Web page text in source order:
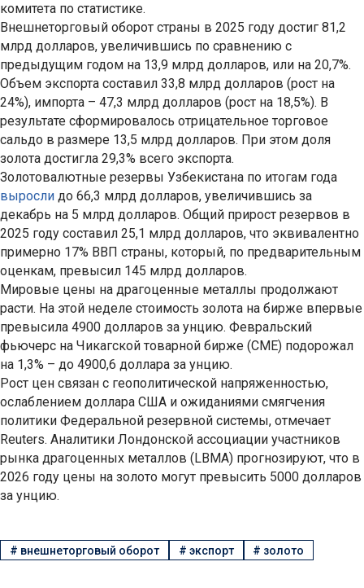
комитета по статистике.
Внешнеторговый оборот страны в 2025 году достиг 81,2
млрд долларов, увеличившись по сравнению с
предыдущим годом на 13,9 млрд долларов, или на 20,7%.
Объем экспорта составил 33,8 млрд долларов (рост на
24%), импорта – 47,3 млрд долларов (рост на 18,5%). В
результате сформировалось отрицательное торговое
сальдо в размере 13,5 млрд долларов. При этом доля
золота достигла 29,3% всего экспорта.
Золотовалютные резервы Узбекистана по итогам года
выросли до 66,3 млрд долларов, увеличившись за
декабрь на 5 млрд долларов. Общий прирост резервов в
2025 году составил 25,1 млрд долларов, что эквивалентно
примерно 17% ВВП страны, который, по предварительным
оценкам, превысил 145 млрд долларов.
Мировые цены на драгоценные металлы продолжают
расти. На этой неделе стоимость золота на бирже впервые
превысила 4900 долларов за унцию. Февральский
фьючерс на Чикагской товарной бирже (CME) подорожал
на 1,3% – до 4900,6 доллара за унцию.
Рост цен связан с геополитической напряженностью,
ослаблением доллара США и ожиданиями смягчения
политики Федеральной резервной системы, отмечает
Reuters. Аналитики Лондонской ассоциации участников
рынка драгоценных металлов (LBMA) прогнозируют, что в
2026 году цены на золото могут превысить 5000 долларов
за унцию.
# внешнеторговый оборот # экспорт # золото